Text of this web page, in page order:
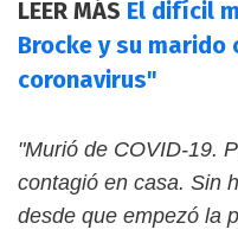
LEER MÁS El difícil
Brocke y su
coronavirus"
"Murió de COVID-19.
contagió en casa. Sin
desde que empezó la